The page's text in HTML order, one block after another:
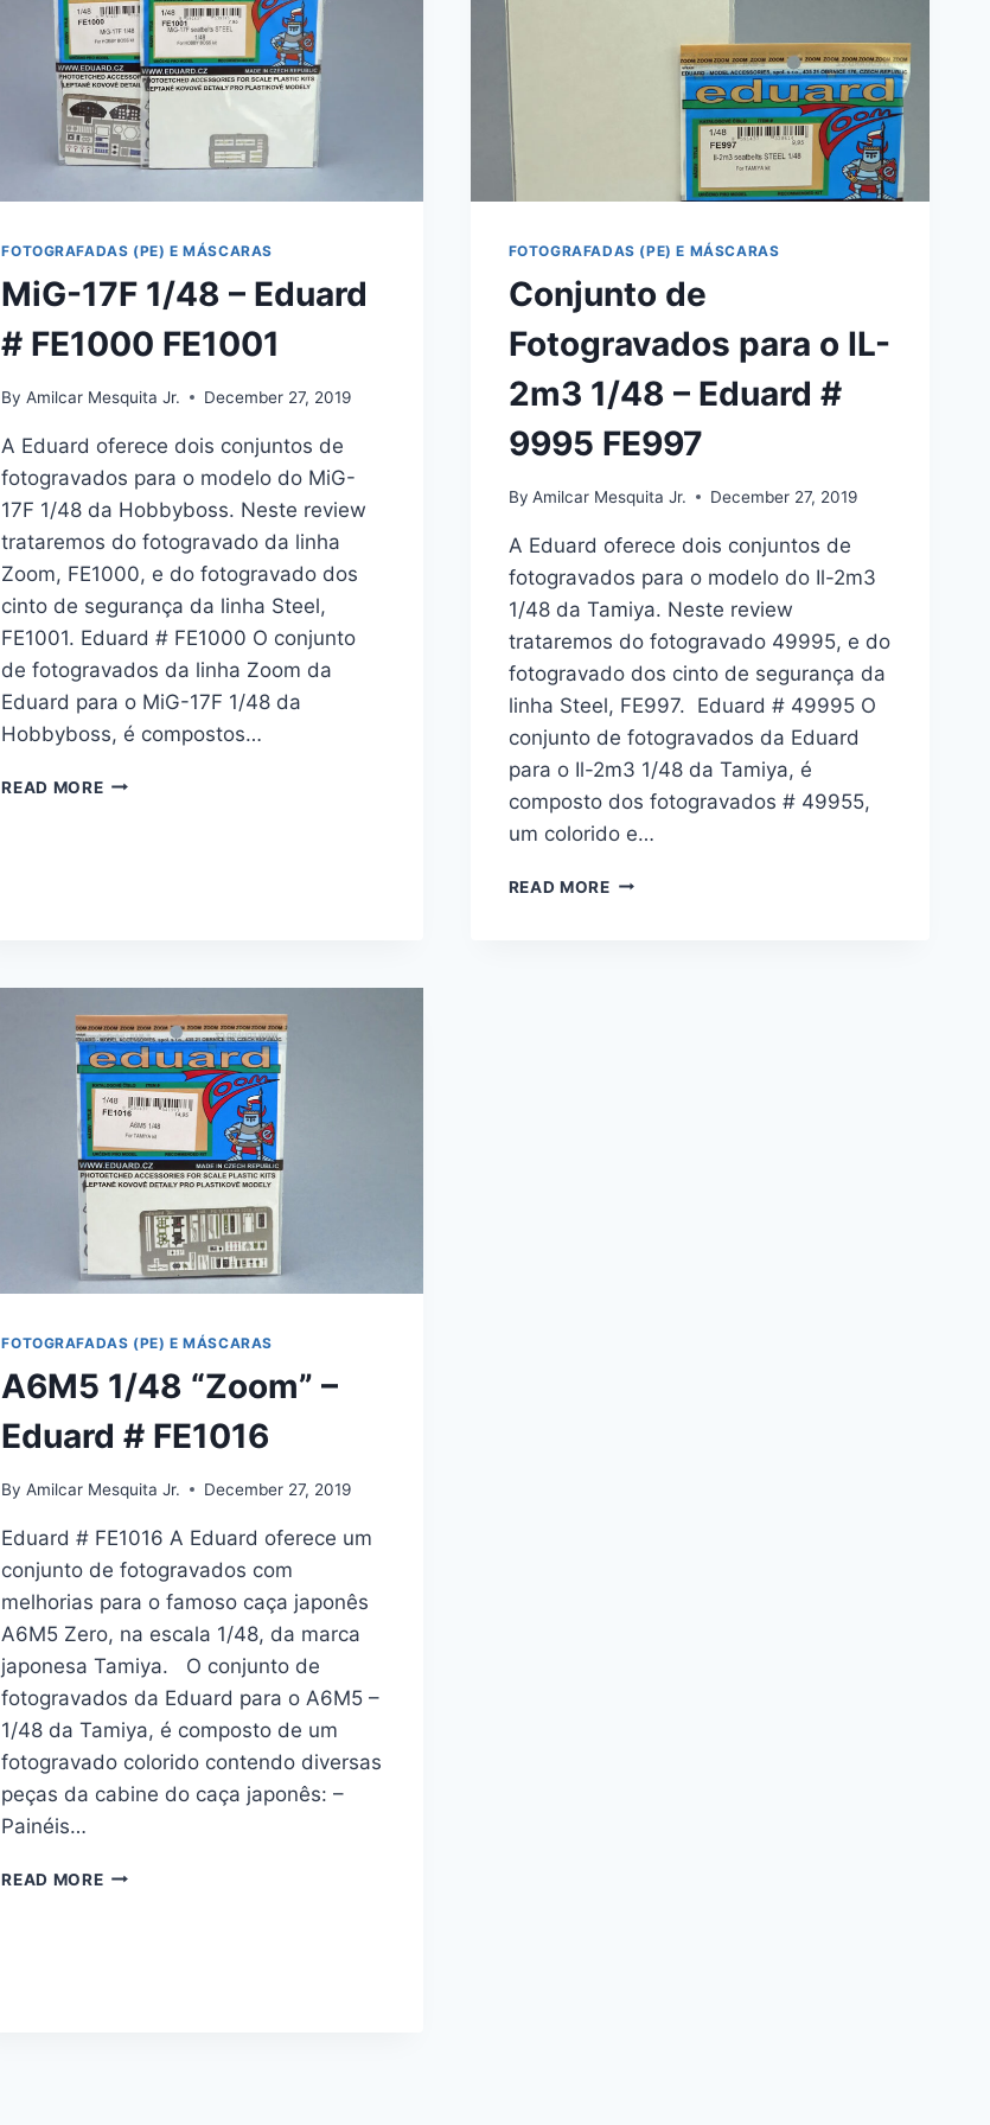
FOTOGRAFADAS (PE) E MÁSCARAS
MiG-17F 1/48 – Eduard
# FE1000 FE1001
By Amilcar Mesquita Jr. December 27, 2019
A Eduard oferece dois conjuntos de
fotogravados para o modelo do MiG-
17F 1/48 da Hobbyboss. Neste review
trataremos do fotogravado da linha
Zoom, FE1000, e do fotogravado dos
cinto de segurança da linha Steel,
FE1001. Eduard # FE1000 O conjunto
de fotogravados da linha Zoom da
Eduard para o MiG-17F 1/48 da
Hobbyboss, é compostos…
READ MOREMIG-
FOTOGRAFADAS (PE) E MÁSCARAS
Conjunto de
Fotogravados para o IL-
2m3 1/48 – Eduard #
9995 FE997
By Amilcar Mesquita Jr. December 27, 2019
A Eduard oferece dois conjuntos de
fotogravados para o modelo do Il-2m3
1/48 da Tamiya. Neste review
trataremos do fotogravado 49995, e do
fotogravado dos cinto de segurança da
linha Steel, FE997. Eduard # 49995 O
conjunto de fotogravados da Eduard
para o Il-2m3 1/48 da Tamiya, é
composto dos fotogravados # 49955,
um colorido e…
READ MORECONJUNTO
FOTOGRAFADAS (PE) E MÁSCARAS
A6M5 1/48 “Zoom” –
Eduard # FE1016
By Amilcar Mesquita Jr. December 27, 2019
Eduard # FE1016 A Eduard oferece um
conjunto de fotogravados com
melhorias para o famoso caça japonês
A6M5 Zero, na escala 1/48, da marca
japonesa Tamiya. O conjunto de
fotogravados da Eduard para o A6M5 –
1/48 da Tamiya, é composto de um
fotogravado colorido contendo diversas
peças da cabine do caça japonês: –
Painéis…
READ MOREA6M5